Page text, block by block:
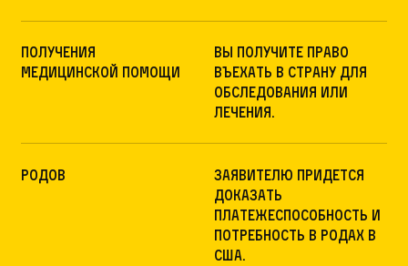
получения
медицинской помощи
вы получите право
въехать в страну для
обследования или
лечения.
родов
заявителю придется
доказать
платежеспособность и
потребность в родах в
США.